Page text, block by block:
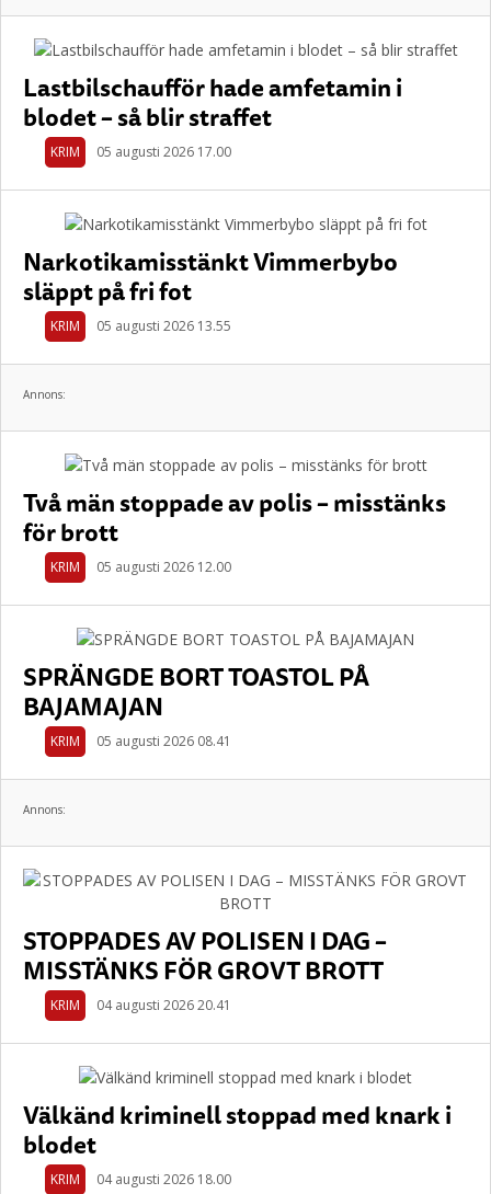
Lastbilschaufför hade amfetamin i
blodet – så blir straffet
KRIM 05 augusti 2026 17.00
Narkotikamisstänkt Vimmerbybo
släppt på fri fot
KRIM 05 augusti 2026 13.55
Annons:
Två män stoppade av polis – misstänks
för brott
KRIM 05 augusti 2026 12.00
SPRÄNGDE BORT TOASTOL PÅ
BAJAMAJAN
KRIM 05 augusti 2026 08.41
Annons:
STOPPADES AV POLISEN I DAG –
MISSTÄNKS FÖR GROVT BROTT
KRIM 04 augusti 2026 20.41
Välkänd kriminell stoppad med knark i
blodet
KRIM 04 augusti 2026 18.00